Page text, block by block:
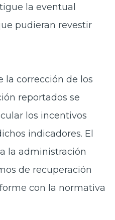
la eventual
pudieran revestir
la corrección de los
reportados se
los incentivos
indicadores. El
la administración
de recuperación
con la normativa